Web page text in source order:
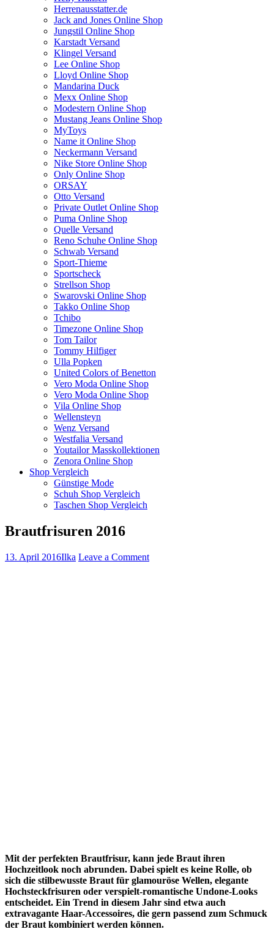
Herrenausstatter.de
Jack and Jones Online Shop
Jungstil Online Shop
Karstadt Versand
Klingel Versand
Lee Online Shop
Lloyd Online Shop
Mandarina Duck
Mexx Online Shop
Modestern Online Shop
Mustang Jeans Online Shop
MyToys
Name it Online Shop
Neckermann Versand
Nike Store Online Shop
Only Online Shop
ORSAY
Otto Versand
Private Outlet Online Shop
Puma Online Shop
Quelle Versand
Reno Schuhe Online Shop
Schwab Versand
Sport-Thieme
Sportscheck
Strellson Shop
Swarovski Online Shop
Takko Online Shop
Tchibo
Timezone Online Shop
Tom Tailor
Tommy Hilfiger
Ulla Popken
United Colors of Benetton
Vero Moda Online Shop
Vero Moda Online Shop
Vila Online Shop
Wellensteyn
Wenz Versand
Westfalia Versand
Youtailor Masskollektionen
Zenora Online Shop
Shop Vergleich
Günstige Mode
Schuh Shop Vergleich
Taschen Shop Vergleich
Brautfrisuren 2016
13. April 2016Ilka Leave a Comment
Mit der perfekten Brautfrisur, kann jede Braut ihren
Hochzeitlook noch abrunden. Dabei spielt es keine Rolle, ob
sich die stilbewusste Braut für glamouröse Wellen, elegante
Hochsteckfrisuren oder verspielt-romantische Undone-Looks
entscheidet. Ein Trend in diesem Jahr sind etwa auch
extravagante Haar-Accessoires, die gern passend zum Schmuck
der Braut kombiniert werden können.